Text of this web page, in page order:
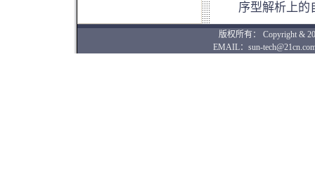
序型解析上的
版权所有： Copyright &
EMAIL：sun-